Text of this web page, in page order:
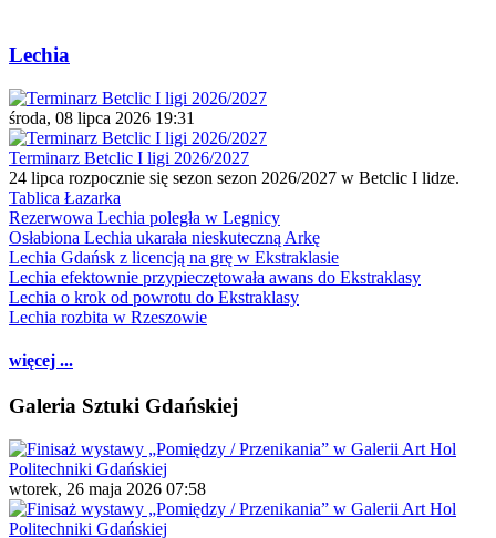
Lechia
środa, 08 lipca 2026 19:31
Terminarz Betclic I ligi 2026/2027
24 lipca rozpocznie się sezon sezon 2026/2027 w Betclic I lidze.
Tablica Łazarka
Rezerwowa Lechia poległa w Legnicy
Osłabiona Lechia ukarała nieskuteczną Arkę
Lechia Gdańsk z licencją na grę w Ekstraklasie
Lechia efektownie przypieczętowała awans do Ekstraklasy
Lechia o krok od powrotu do Ekstraklasy
Lechia rozbita w Rzeszowie
więcej ...
Galeria Sztuki Gdańskiej
wtorek, 26 maja 2026 07:58